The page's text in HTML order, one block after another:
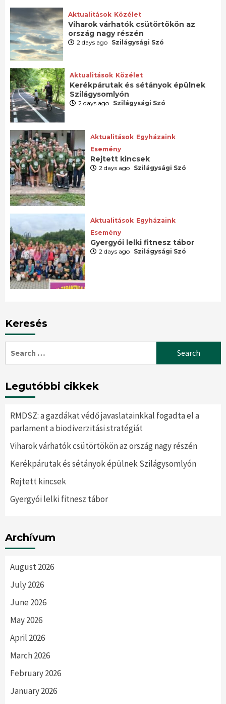
Aktualitások Közélet
Viharok várhatók csütörtökön az
ország nagy részén
2 days ago Szilágysági Szó
Aktualitások Közélet
Kerékpárutak és sétányok épülnek
Szilágysomlyón
2 days ago Szilágysági Szó
Aktualitások Egyházaink
Esemény
Rejtett kincsek
2 days ago Szilágysági Szó
Aktualitások Egyházaink
Esemény
Gyergyói lelki fitnesz tábor
2 days ago Szilágysági Szó
Keresés
for:
Legutóbbi cikkek
RMDSZ: a gazdákat védő javaslatainkkal fogadta el a
parlament a biodiverzitási stratégiát
Viharok várhatók csütörtökön az ország nagy részén
Kerékpárutak és sétányok épülnek Szilágysomlyón
Rejtett kincsek
Gyergyói lelki fitnesz tábor
Archívum
August 2026
July 2026
June 2026
May 2026
April 2026
March 2026
February 2026
January 2026